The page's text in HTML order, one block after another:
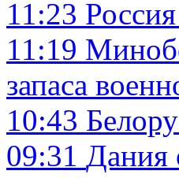
11:23
11:19
запаса
10:43
09:31 Дания